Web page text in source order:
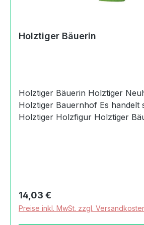
Holztiger Bäuerin
Holztiger Bäuerin Holztiger Neuheiten 2013
Holztiger Bauernhof Es handelt sich um eine
Holztiger Holzfigur Holztiger
MonateMachart/StilHolztiger
EuropeSicherheitAchtung! Nicht
Regulärer Preis:
14,03 €
Preise inkl. MwSt. zzgl.